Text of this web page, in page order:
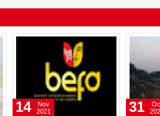
07
Oct
2021
11